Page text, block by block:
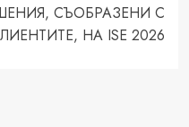
СЪОБРАЗЕНИ С
НА ISE 2026